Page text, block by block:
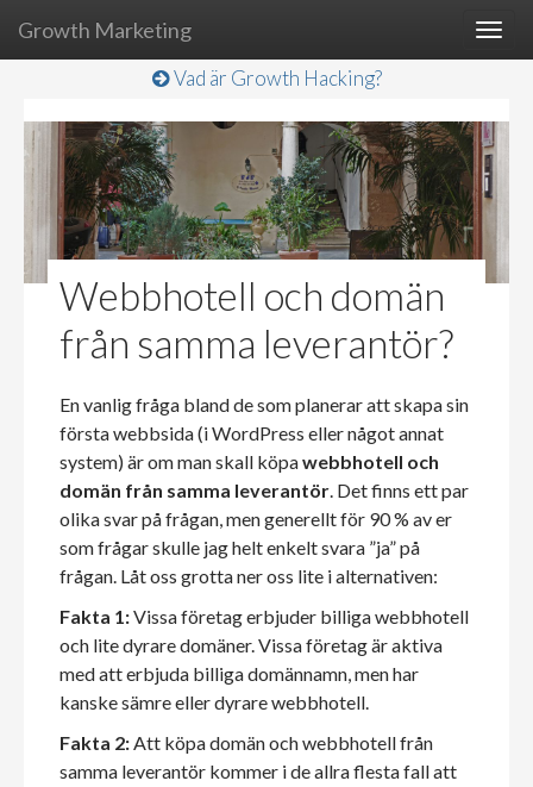
Growth Marketing
Vad är Growth Hacking?
Webbhotell och domän
från samma leverantör?
En vanlig fråga bland de som planerar att skapa sin
första webbsida (i WordPress eller något annat
system) är om man skall köpawebbhotell och
domän från samma leverantör. Det finns ett par
olika svar på frågan, men generellt för 90 % av er
som frågar skulle jag helt enkelt svara ”ja” på
frågan. Låt oss grotta ner oss lite i alternativen:
Fakta 1:Vissa företag erbjuder billiga webbhotell
och lite dyrare domäner. Vissa företag är aktiva
med att erbjuda billiga domännamn, men har
kanske sämre eller dyrare webbhotell.
Fakta 2:Att köpa domän och webbhotell från
samma leverantör kommer i de allra flesta fall att